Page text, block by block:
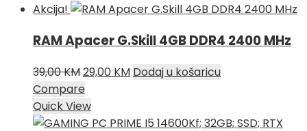
Akcija!
RAM Apacer G.Skill 4GB DDR4 2400 MHz
39,00KMIzvorna
cijena
bila
je:
29,00 KMTrenutna
29,00 KM.
Dodaj u košaricu
Compare
Quick View